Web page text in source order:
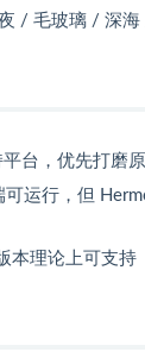
/ 毛玻璃 / 深
台，优先打磨
运行，但
本理论上可支持